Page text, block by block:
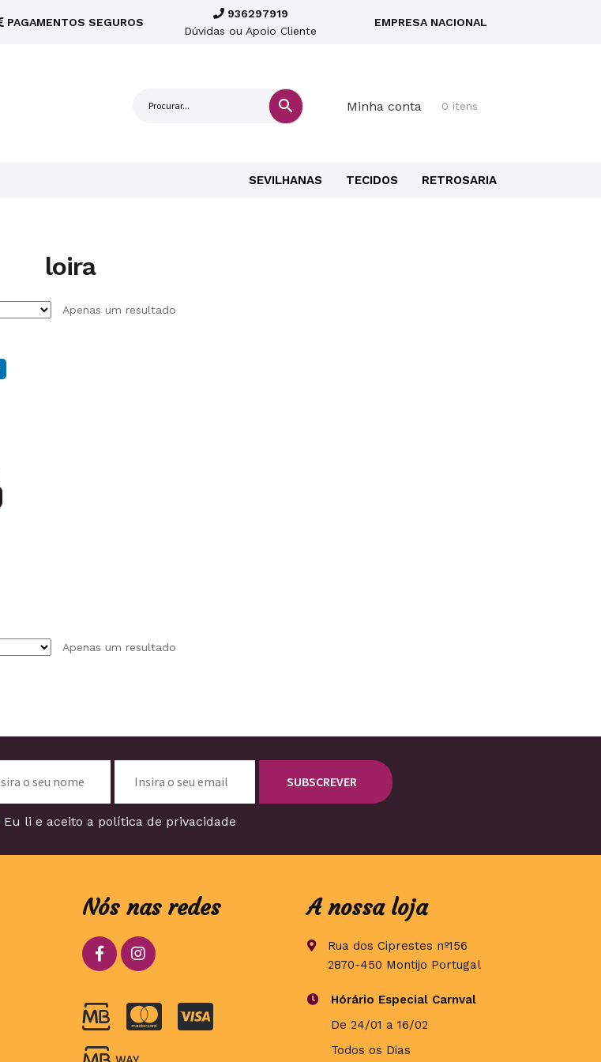
PAGAMENTOS SEGUROS
936297919
Dúvidas ou Apoio Cliente
EMPRESA NACIONAL
Minha conta 0 itens
SEVILHANAS TECIDOS RETROSARIA
loira
Apenas um resultado
Apenas um resultado
Eu li e aceito a política de privacidade
Nós nas redes A nossa loja
Rua dos Ciprestes nº156
2870-450 Montijo Portugal
Hórário Especial Carnval
De 24/01 a 16/02
Todos os Dias